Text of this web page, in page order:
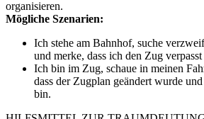
organisieren.
Mögliche Szenarien:
Ich stehe am Bahnhof, suche
und merke, dass ich den Zug verpasst
Ich bin im Zug, schaue in meinen
dass der Zugplan geändert wurde
bin.